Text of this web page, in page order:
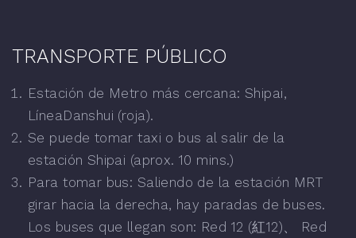
TRANSPORTE PÚBLICO
Estación de Metro más cercana: Shipai,
LíneaDanshui (roja).
Se puede tomar taxi o bus al salir de la
estación Shipai (aprox. 10 mins.)
Para tomar bus: Saliendo de la estación MRT
girar hacia la derecha, hay paradas de buses.
Los buses que llegan son: Red 12 (紅12)、 Red